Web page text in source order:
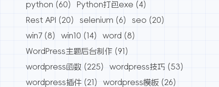
python (60) Python打包exe (4)
Rest API
(20) selenium (6) seo (20)
win7 (8) win10 (14) word (8)
WordPress主题后台制作 (91)
wordpress函数 (225) wordpress技巧 (53)
wordpress插件 (21) wordpress模板 (26)